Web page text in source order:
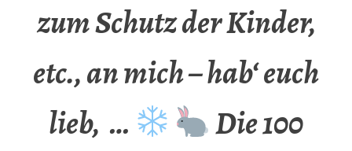
zum Schutz der Kinder,
etc., an mich – hab‘ euch
lieb, …
Die 100